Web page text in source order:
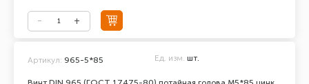
Артикул: 965-5*85 Ед. изм. шт.